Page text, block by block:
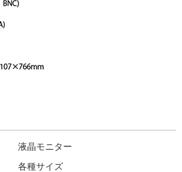
液晶モニター
各種サイズ